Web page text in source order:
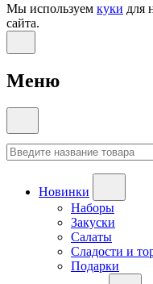
Мы используем куки для
сайта.
Меню
Новинки
Наборы
Закуски
Салаты
Сладости и
Подарки